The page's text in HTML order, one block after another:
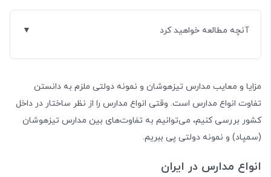
آنچه مطالعه خواهید کرد
مزایا و معایب مدارس تیزهوشان و نمونه دولتی ملزم به دانستن
تفاوت انواع مدارس است. وقتی انواع مدارس را از نظر ساختار در داخل
کشور بررسی کنیم، می‌توانیم به تفاوت‌های بین مدارس تیزهوشان
(سمپاد) و نمونه دولتی پی ببریم.
انواع مدارس در ایران